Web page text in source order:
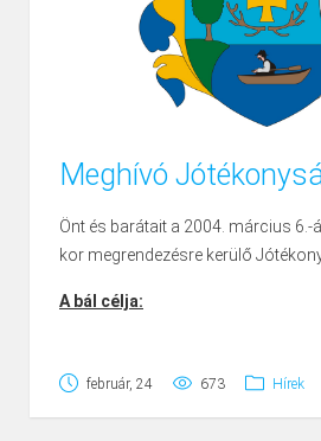
Meghívó
Önt és barátait a 2004. március
kor megrendezésre kerülő
A bál célja:
játékainak beszerzéséhez.
február, 24 673 Hírek